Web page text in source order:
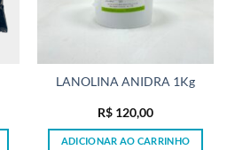
LANOLINA ANIDRA 1Kg
R$ 120,00
ADICIONAR AO CARRINHO